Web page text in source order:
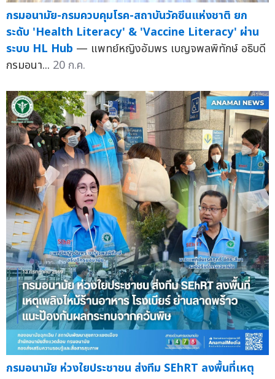
กรมอนามัย-กรมควบคุมโรค-สถาบันวัคซีนแห่งชาติ ยก
ระดับ 'Health Literacy' & 'Vaccine Literacy' ผ่าน
ระบบ HL Hub — แพทย์หญิงอัมพร เบญจพลพิทักษ์ อธิบดี
กรมอนา... 20 ก.ค.
กรมอนามัย ห่วงใยประชาชน ส่งทีม SEhRT ลงพื้นที่เหตุ